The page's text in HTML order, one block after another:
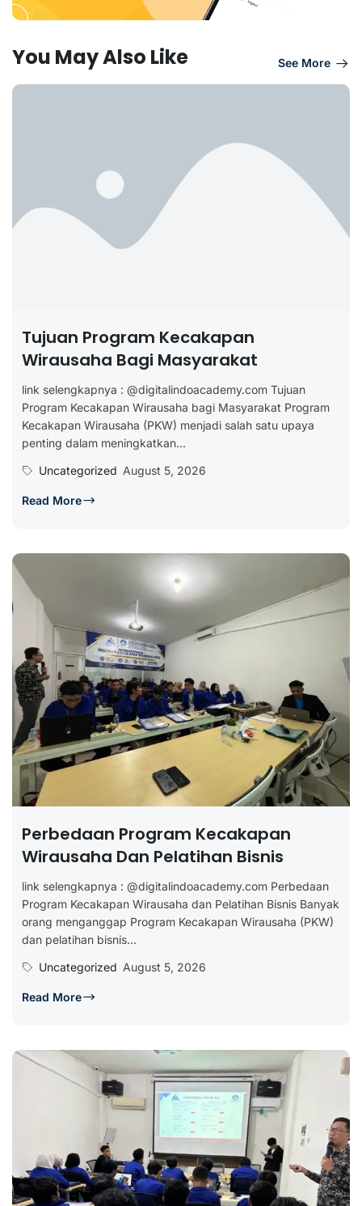
You May Also Like See More
Tujuan Program Kecakapan
Wirausaha Bagi Masyarakat
link selengkapnya : @digitalindoacademy.com Tujuan
Program Kecakapan Wirausaha bagi Masyarakat Program
Kecakapan Wirausaha (PKW) menjadi salah satu upaya
penting dalam meningkatkan...
Uncategorized August 5, 2026
Read More
Perbedaan Program Kecakapan
Wirausaha Dan Pelatihan Bisnis
link selengkapnya : @digitalindoacademy.com Perbedaan
Program Kecakapan Wirausaha dan Pelatihan Bisnis Banyak
orang menganggap Program Kecakapan Wirausaha (PKW)
dan pelatihan bisnis...
Uncategorized August 5, 2026
Read More